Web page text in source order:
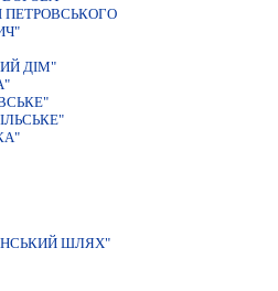
ПЕТРОВСЬКОГО
ДIМ"
ШЛЯХ"